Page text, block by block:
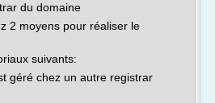
du domaine
2 moyens pour réaliser le
suivants:
géré chez un autre registrar